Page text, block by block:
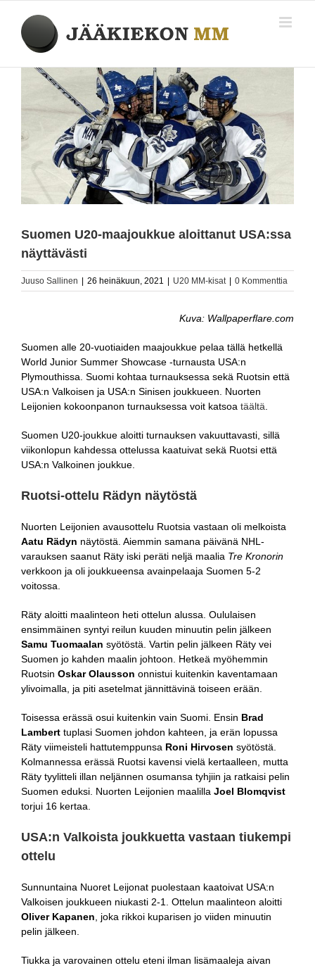
content
Katso
Suomen U20-maajoukkue aloittanut USA:ssa
näyttävästi
Juuso Sallinen 26 heinäkuun, 2021 U20 MM-kisat 0 Kommenttia
Kuva: Wallpaperflare.com
Suomen alle 20-vuotiaiden maajoukkue pelaa tällä hetkellä
World Junior Summer Showcase -turnausta USA:n
Plymouthissa. Suomi kohtaa turnauksessa sekä Ruotsin että
USA:n Valkoisen ja USA:n Sinisen joukkueen. Nuorten
Leijonien kokoonpanon turnauksessa voit katsoa täältä
Suomen U20-joukkue aloitti turnauksen vakuuttavasti, sillä
viikonlopun kahdessa ottelussa kaatuivat sekä Ruotsi että
USA:n Valkoinen joukkue.
Ruotsi-ottelu Rädyn näytöstä
Nuorten Leijonien avausottelu Ruotsia vastaan oli melkoista
Aatu Rädyn näytöstä. Aiemmin samana päivänä NHL-
varauksen saanut Räty iski peräti neljä maalia Tre Kronorin
verkkoon ja oli joukkueensa avainpelaaja Suomen 5-2
voitossa.
Räty aloitti maalinteon heti ottelun alussa. Oululaisen
ensimmäinen syntyi reilun kuuden minuutin pelin jälkeen
Samu Tuomaalan syötöstä. Vartin pelin jälkeen Räty vei
Suomen jo kahden maalin johtoon. Hetkeä myöhemmin
Ruotsin Oskar Olausson onnistui kuitenkin kaventamaan
ylivoimalla, ja piti asetelmat jännittävinä toiseen erään.
Toisessa erässä osui kuitenkin vain Suomi. Ensin Brad
Lambert tuplasi Suomen johdon kahteen, ja erän lopussa
Räty viimeisteli hattutemppunsa Roni Hirvosen syötöstä.
Kolmannessa erässä Ruotsi kavensi vielä kertaalleen, mutta
Räty tyylitteli illan neljännen osumansa tyhjiin ja ratkaisi pelin
Suomen eduksi. Nuorten Leijonien maalilla Joel Blomqvist
torjui 16 kertaa.
USA:n Valkoista joukkuetta vastaan tiukempi
ottelu
Sunnuntaina Nuoret Leijonat puolestaan kaatoivat USA:n
Valkoisen joukkueen niukasti 2-1. Ottelun maalinteon aloitti
Oliver Kapanen , joka rikkoi kuparisen jo viiden minuutin
pelin jälkeen.
Tiukka ja varovainen ottelu eteni ilman lisämaaleja aivan